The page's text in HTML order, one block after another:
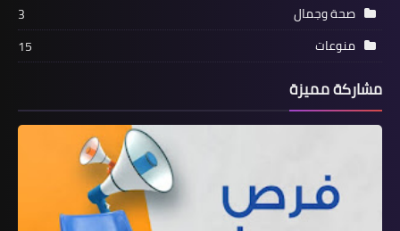
صحة وجمال
3
منوعات
15
مشاركة مميزة